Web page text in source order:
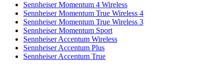
Sennheiser Momentum 4 Wireless
Sennheiser Momentum True Wireless 4
Sennheiser Momentum True Wireless 3
Sennheiser Momentum Sport
Sennheiser Accentum Wireless
Sennheiser Accentum Plus
Sennheiser Accentum True